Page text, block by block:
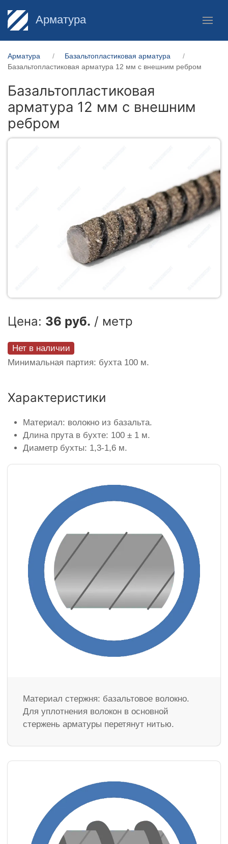
Арматура
Арматура
Базальтопластиковая арматура
Базальтопластиковая арматура 12 мм с внешним ребром
Базальтопластиковая
арматура 12 мм с внешним
ребром
Цена: 36 руб. / метр
Нет в наличии
Минимальная партия: бухта 100 м.
Характеристики
Материал: волокно из базальта.
Длина прута в бухте: 100 ± 1 м.
Диаметр бухты: 1,3-1,6 м.
Материал стержня: базальтовое волокно.
Для уплотнения волокон в основной
стержень арматуры перетянут нитью.